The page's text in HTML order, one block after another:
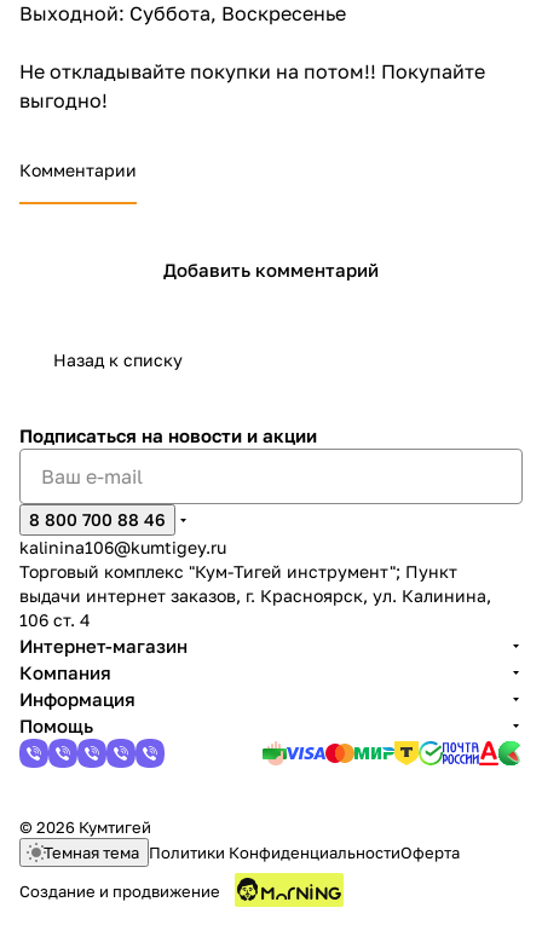
Выходной: Суббота, Воскресенье
Не откладывайте покупки на потом!! Покупайте
выгодно!
Комментарии
Добавить комментарий
Назад к списку
Подписаться на новости и акции
8 800 700 88 46
kalinina106@kumtigey.ru
Торговый комплекс "Кум-Тигей инструмент"; Пункт
выдачи интернет заказов, г. Красноярск, ул. Калинина,
106 ст. 4
Интернет-магазин
Компания
Информация
Помощь
© 2026 Кумтигей
Темная тема Политики КонфиденциальностиОферта
Создание и продвижение
раз в 2 недели